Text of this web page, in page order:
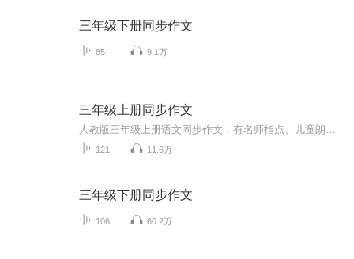
三年级下册同步作文
85 9.1万
三年级上册同步作文
121 11.6万
三年级下册同步作文
106 60.2万